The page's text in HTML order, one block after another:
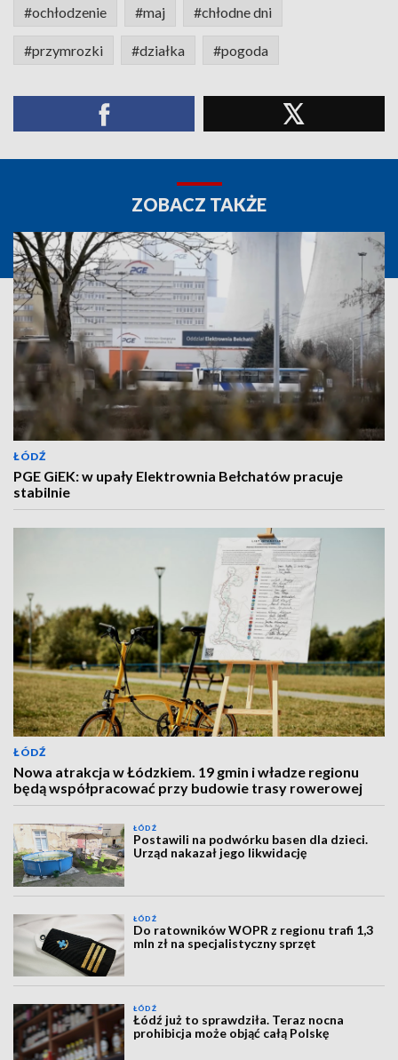
#ochłodzenie #maj #chłodne dni
#przymrozki #działka #pogoda
ZOBACZ TAKŻE
ŁÓDŹ
PGE GiEK: w upały Elektrownia Bełchatów pracuje
stabilnie
ŁÓDŹ
Nowa atrakcja w Łódzkiem. 19 gmin i władze regionu
będą współpracować przy budowie trasy rowerowej
ŁÓDŹ
Postawili na podwórku basen dla dzieci.
Urząd nakazał jego likwidację
ŁÓDŹ
Do ratowników WOPR z regionu trafi 1,3
mln zł na specjalistyczny sprzęt
ŁÓDŹ
Łódź już to sprawdziła. Teraz nocna
prohibicja może objąć całą Polskę